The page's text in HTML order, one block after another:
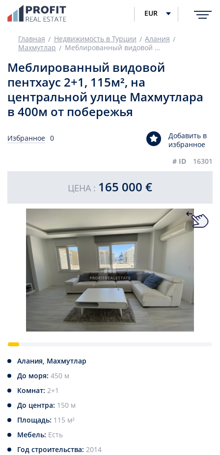
EUR
Главная Недвижимость в Турции
Алания
Махмутлар
Меблированный видовой пентхаус 2+1, 115м², на центральной улице Махмутлара в 400м от побережья
Меблированный видовой
пентхаус 2+1, 115м², на
центральной улице Махмутлара
в 400м от побережья
Избранное 0
Добавить в
избранное
# ID
16301
ЦЕНА : 165 000 €
Алания, Махмутлар
До моря: 450 м
Комнат: 2+1
До центра: 150 м
Площадь: 115 м²
Мебель: Есть
Год строительства: 2014